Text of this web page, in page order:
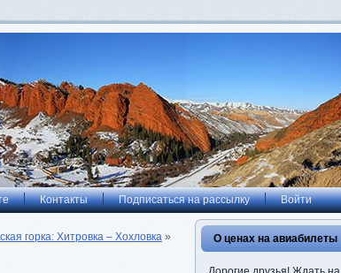
Контакты Подписаться на рассылку Войти
горка: Хитровка – Хохловка » О ценах на авиабилеты